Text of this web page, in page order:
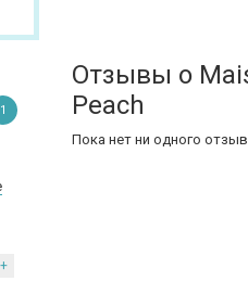
1
+
Отзывы о
Peach
Пока нет ни одного